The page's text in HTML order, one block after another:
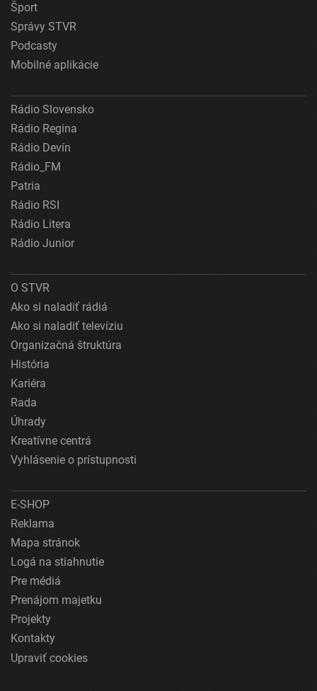
Šport
Správy STVR
Podcasty
Mobilné aplikácie
Rádio Slovensko
Rádio Regina
Rádio Devín
Rádio_FM
Patria
Rádio RSI
Rádio Litera
Rádio Junior
O STVR
Ako si naladiť rádiá
Ako si naladiť televíziu
Organizačná štruktúra
História
Kariéra
Rada
Úhrady
Kreatívne centrá
Vyhlásenie o prístupnosti
E-SHOP
Reklama
Mapa stránok
Logá na stiahnutie
Pre médiá
Prenájom majetku
Projekty
Kontakty
Upraviť cookies